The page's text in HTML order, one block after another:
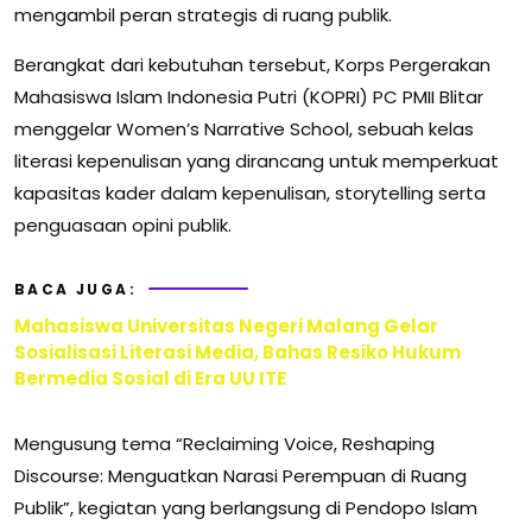
mengambil peran strategis di ruang publik.
Berangkat dari kebutuhan tersebut, Korps Pergerakan
Mahasiswa Islam Indonesia Putri (KOPRI) PC PMII Blitar
menggelar Women’s Narrative School, sebuah kelas
literasi kepenulisan yang dirancang untuk memperkuat
kapasitas kader dalam kepenulisan, storytelling serta
penguasaan opini publik.
BACA JUGA:
Mahasiswa Universitas Negeri Malang Gelar
Sosialisasi Literasi Media, Bahas Resiko Hukum
Bermedia Sosial di Era UU ITE
Mengusung tema “Reclaiming Voice, Reshaping
Discourse: Menguatkan Narasi Perempuan di Ruang
Publik”, kegiatan yang berlangsung di Pendopo Islam